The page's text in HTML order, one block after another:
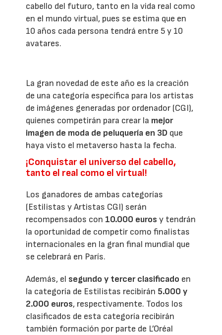
cabello del futuro, tanto en la vida real como
en el mundo virtual, pues se estima que en
10 años cada persona tendrá entre 5 y 10
avatares.
La gran novedad de este año es la creación
de una categoría específica para los artistas
de imágenes generadas por ordenador (CGI),
quienes competirán para crear la mejor
imagen de moda de peluquería en 3D que
haya visto el metaverso hasta la fecha.
¡Conquistar el universo del cabello,
tanto el real como el virtual!
Los ganadores de ambas categorías
(Estilistas y Artistas CGI) serán
recompensados con 10.000 eurosy tendrán
la oportunidad de competir como finalistas
internacionales en la gran final mundial que
se celebrará en París.
Además, el segundo y tercer clasificado en
la categoría de Estilistas recibirán 5.000 y
2.000 euros, respectivamente. Todos los
clasificados de esta categoría recibirán
también formación por parte de L’Oréal